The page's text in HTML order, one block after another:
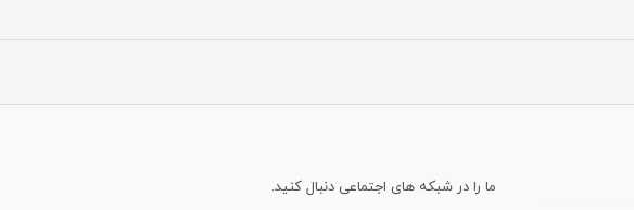
ما را در شبکه های اجتماعی دنبال کنید.